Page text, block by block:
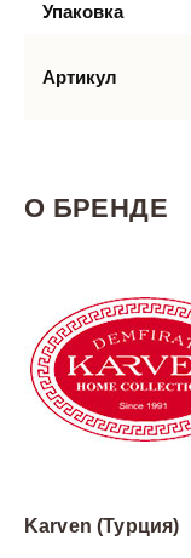
Упаковка
Артикул
О БРЕНДЕ
Karven (Турция)